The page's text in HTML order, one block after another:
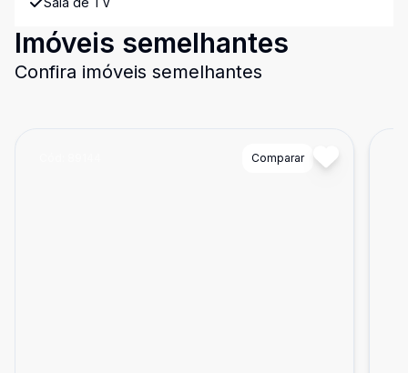
Imóveis semelhantes
Confira imóveis semelhantes
Comparar